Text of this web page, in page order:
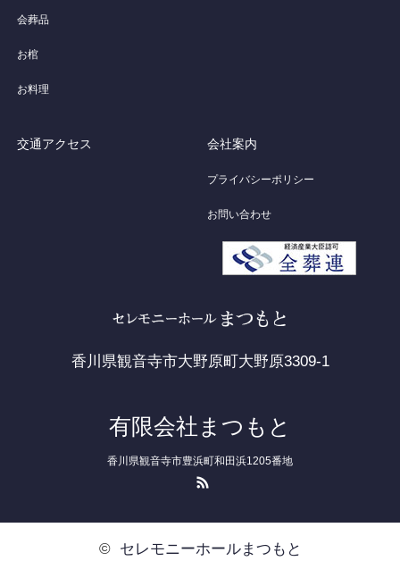
会葬品
お棺
お料理
交通アクセス 会社案内
プライバシーポリシー
お問い合わせ
香川県観音寺市大野原町大野原3309-1
有限会社まつもと
香川県観音寺市豊浜町和田浜1205番地
© セレモニーホールまつもと